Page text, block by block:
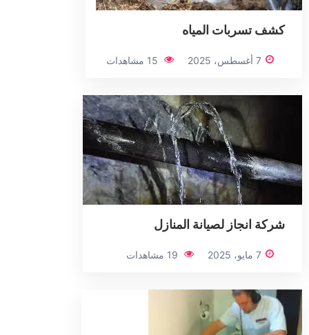
كشف تسربات المياه
7 أغسطس، 2025 15 مشاهدات
شركة انجاز لصيانة المنازل
7 مايو، 2025 19 مشاهدات